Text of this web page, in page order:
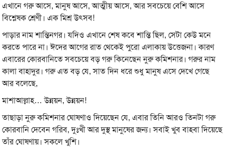
এখানে গরু আসে, মানুষ আসে, আত্মীয় আসে, আর সবচেয়ে বেশি আসে
বিশ্লেষক শ্রেণী। এক মিশ্র উৎসব!
পাড়ার নাম শান্তিনগর। যদিও এখানে শেষ কবে শান্তি ছিল, সেটা কেউ মনে
করতে পারে না। ঈদের আগের রাত থেকেই পুরো এলাকায় উত্তেজনা। কারণ
এবারের কোরবানিতে সবচেয়ে বড় গরু কিনেছেন নুরু কমিশনার। গরুর নাম
কালা বাহাদুর। গরু এত বড় যে, সাত দিন ধরে শুধু মানুষ এসে দেখে গেছে
আর বলেছে,
মাশাআল্লাহ… উন্নয়ন, উন্নয়ন!
তাছাড়া নুরু কমিশনার ঘোষণাও দিয়েছেন যে, এবার তিনি আরও তিনটা গরু
কোরবানি দেবেন গরিব, দুঃখী আর দুস্থ মানুষের জন্য। সবাই খুব বাহবা দিয়েছে
তাঁর ঘোষণায়। সকলে খুশি।